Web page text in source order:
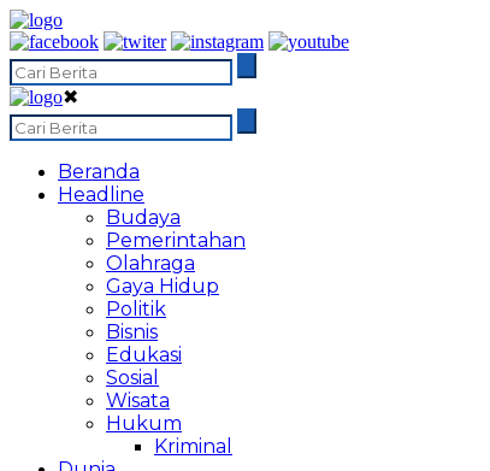
✖
Beranda
Headline
Budaya
Pemerintahan
Olahraga
Gaya Hidup
Politik
Bisnis
Edukasi
Sosial
Wisata
Hukum
Kriminal